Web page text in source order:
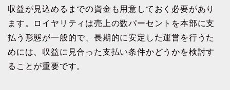
収益が見込めるまでの資金も用意しておく必要があり
ます。ロイヤリティは売上の数パーセントを本部に支
払う形態が一般的で、長期的に安定した運営を行うた
めには、収益に見合った支払い条件かどうかを検討す
ることが重要です。